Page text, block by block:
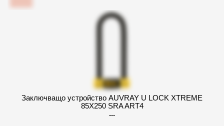
Заключващо устройство AUVRAY U LOCK XTREME
85X250 SRA ART4